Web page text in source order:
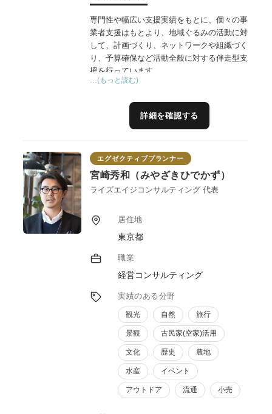
専門性や幅広い支援実績をもとに、個々の事
業者支援はもとより、地域ぐるみの活動に対
して、計画づくり、ネットワークや組織づく
り、予算確保など活動全般に対する伴走型支
援を行っています。
地域や事業者に即した6次産業化事業を、一
に考えていく支援形態をとっています。
…(もっと読む)
詳細を確認する
エグゼクティブプランナー
宮崎秀和（みやざきひでかず）
ライズエイジコンサルティング 代表
居住地
東京都
職業
経営コンサルティング
実績のある分野
観光 自然 旅行
景観 古民家(空家)活用
文化 歴史 農地
水産 イベント
アウトドア 流通 小売